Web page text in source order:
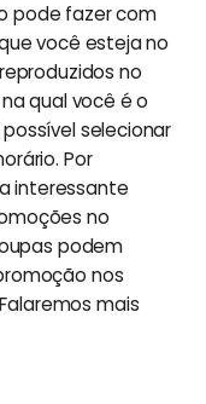
pode fazer com
você esteja no
no
qual você é o
possível selecionar
Por
interessante
no
podem
nos
mais